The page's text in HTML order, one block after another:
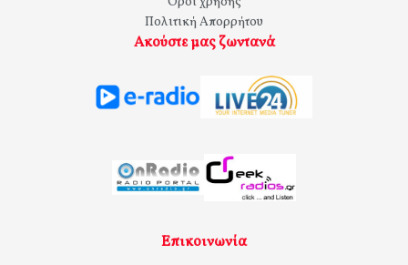
Πολιτική Απορρήτου
Ακούστε μας ζωντανά
Επικοινωνία